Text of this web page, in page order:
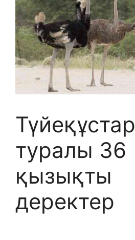
Түйеқұстар
туралы 36
қызықты
деректер